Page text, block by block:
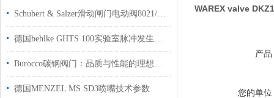
Schubert & Salzer滑动闸门电动阀8021/040VGE103M配套定位器
德国behlke GHTS 100实验室脉冲发生器用于国内高校原厂供货
Burocco碳钢阀门：品质与性能的理想融合
德国MENZEL MS SD3喷嘴技术参数
WAREX valve
产品
您的单位